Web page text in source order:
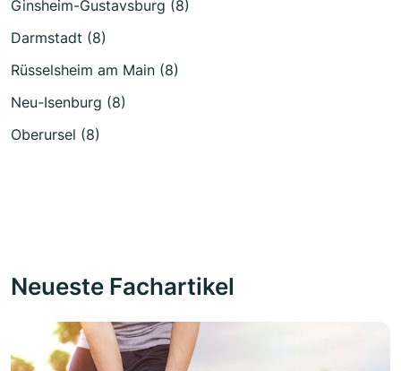
Ginsheim-Gustavsburg (8)
Darmstadt (8)
Rüsselsheim am Main (8)
Neu-Isenburg (8)
Oberursel (8)
Neueste Fachartikel